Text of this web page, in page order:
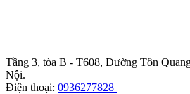
Tầng 3, tòa B - T608, Đường Tôn
Nội.
Điện thoại: 0936277828